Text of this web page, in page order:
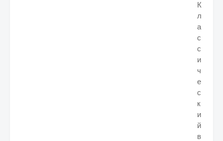
К
л
а
с
с
и
ч
е
с
к
и
й
в